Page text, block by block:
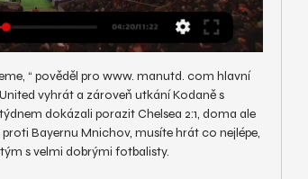
“ pověděl pro www. manutd. com hlavní
vyhrát a zároveň utkání Kodaně s
dokázali porazit Chelsea 2:1, doma ale
Bayernu Mnichov, musíte hrát co nejlépe,
s velmi dobrými fotbalisty.